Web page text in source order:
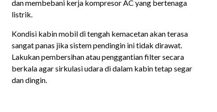
dan membebani kerja kompresor AC yang bertenaga
listrik.
Kondisi kabin mobil di tengah kemacetan akan terasa
sangat panas jika sistem pendingin ini tidak dirawat.
Lakukan pembersihan atau penggantian filter secara
berkala agar sirkulasi udara di dalam kabin tetap segar
dan dingin.